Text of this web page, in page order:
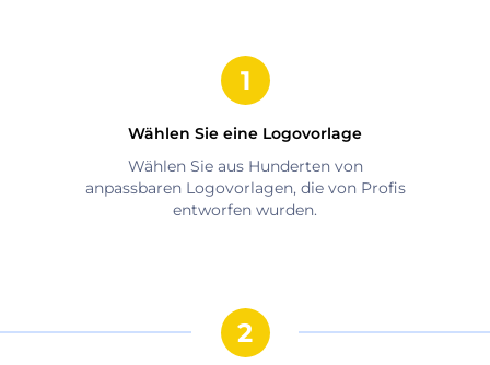
Wählen Sie eine Logovorlage
Wählen Sie aus Hunderten von
anpassbaren Logovorlagen, die von Profis
entworfen wurden.